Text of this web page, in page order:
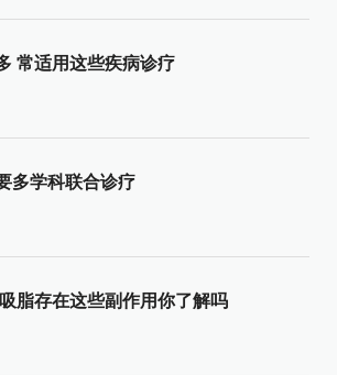
常适用这些疾病诊疗
多学科联合诊疗
脂存在这些副作用你了解吗